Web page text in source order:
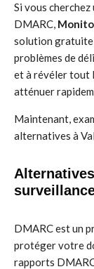
Si vous
DMARC,
solution gratuite
problèmes de
et à révéler tout
atténuer
Maintenant,
alternatives à
DMARC est un
protéger votre
rapports